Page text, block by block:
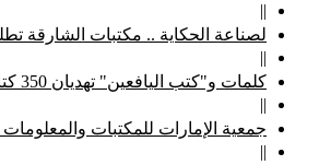
||
لصناعة الحكاية .. مكتبات الشارقة
||
كلمات و"كتب اليافعين" تهديان 350 كتاباً لأطفال "الإمارات الإنسانية"
||
جمعية الإمارات للمكتبات
||